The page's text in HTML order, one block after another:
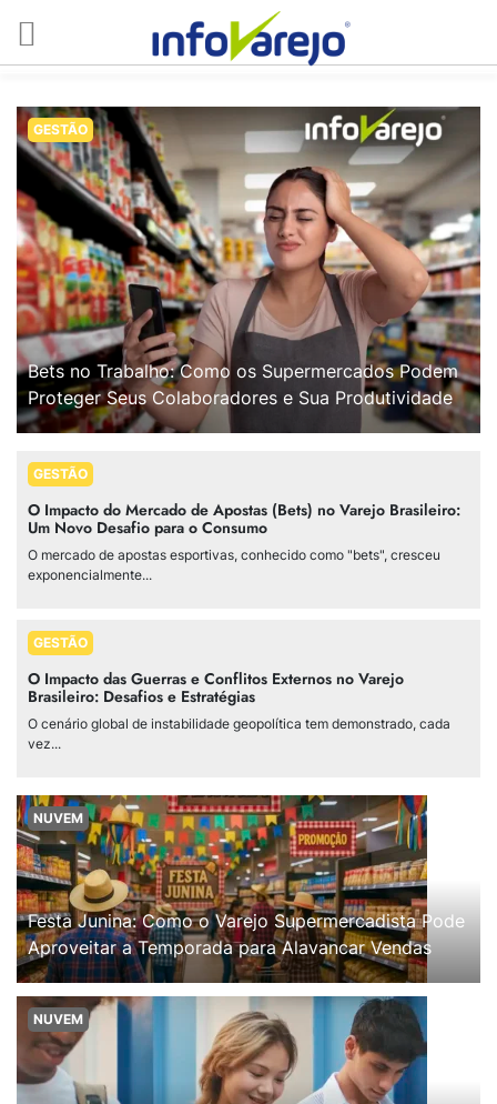
GESTÃO
Bets no Trabalho: Como os Supermercados Podem
Proteger Seus Colaboradores e Sua Produtividade
GESTÃO
O Impacto do Mercado de Apostas (Bets) no Varejo Brasileiro:
Um Novo Desafio para o Consumo
O mercado de apostas esportivas, conhecido como "bets", cresceu
exponencialmente...
GESTÃO
O Impacto das Guerras e Conflitos Externos no Varejo
Brasileiro: Desafios e Estratégias
O cenário global de instabilidade geopolítica tem demonstrado, cada
vez...
NUVEM
Festa Junina: Como o Varejo Supermercadista Pode
Aproveitar a Temporada para Alavancar Vendas
NUVEM